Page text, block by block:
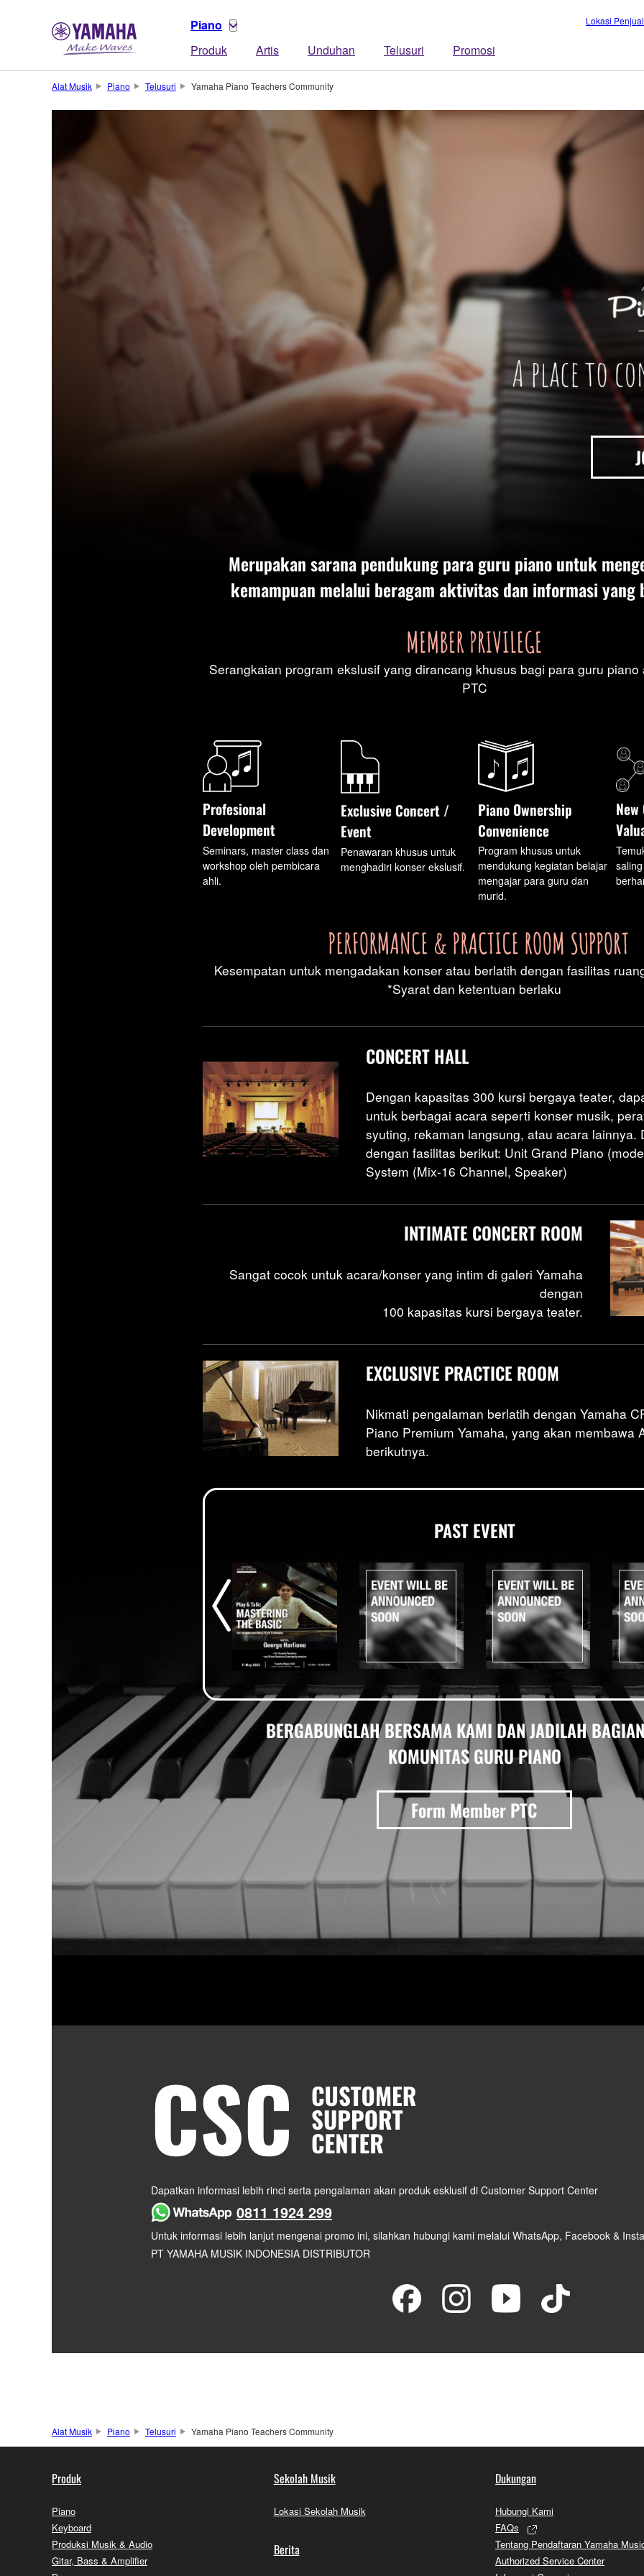
Piano
Produk
Artis Unduhan Telusuri Promosi
Lokasi
Alat Musik Piano Telusuri Yamaha Piano Teachers Community
Merupakan sarana pendukung para guru piano untuk
kemampuan melalui beragam aktivitas dan informasi yang
Serangkaian program ekslusif yang dirancang khusus bagi para guru piano
PTC
Profesional
Development
Seminars, master class dan
workshop oleh pembicara
ahli.
Exclusive Concert /
Event
Penawaran khusus untuk
menghadiri konser ekslusif.
Piano Ownership
Convenience
Program khusus untuk
mendukung kegiatan belajar
mengajar para guru dan
murid.
Kesempatan untuk mengadakan konser atau berlatih dengan fasilitas
*Syarat dan ketentuan berlaku
CONCERT HALL
Dengan kapasitas 300 kursi bergaya teater,
untuk berbagai acara seperti konser musik,
syuting, rekaman langsung, atau acara lainnya.
dengan fasilitas berikut: Unit Grand Piano
System (Mix-16 Channel, Speaker)
INTIMATE CONCERT ROOM
Sangat cocok untuk acara/konser yang intim di galeri Yamaha
dengan
100 kapasitas kursi bergaya teater.
EXCLUSIVE PRACTICE ROOM
Nikmati pengalaman berlatih dengan Yamaha
Piano Premium Yamaha, yang akan membawa
berikutnya.
PAST EVENT
BERGABUNGLAH BERSAMA KAMI DAN JADILAH
KOMUNITAS GURU PIANO
Form Member PTC
Dapatkan informasi lebih rinci serta pengalaman akan produk esklusif di Customer Support Center
0811 1924 299
Untuk informasi lebih lanjut mengenai promo ini, silahkan hubungi kami melalui WhatsApp, Facebook &
PT YAMAHA MUSIK INDONESIA DISTRIBUTOR
Alat Musik Piano Telusuri Yamaha Piano Teachers Community
Produk
Piano
Keyboard
Produksi Musik & Audio
Gitar, Bass & Amplifier
Sekolah Musik
Lokasi Sekolah Musik
Berita
Dukungan
Hubungi Kami
FAQs
Tentang Pendaftaran Yamaha
Authorized Service Center